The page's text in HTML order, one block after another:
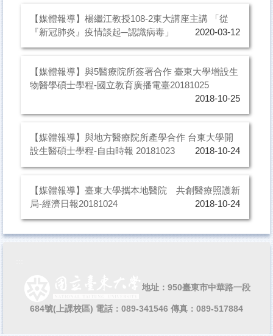
【媒體報導】楊繼江教授108-2東大講座主講 「從
『新冠肺炎』疫情談起─認識病毒」
2020-03-12
【媒體報導】與5醫療院所簽署合作 臺東大學增設生
物醫學碩士學程-國立教育廣播電臺20181025
2018-10-25
【媒體報導】與地方醫療院所產學合作 台東大學開
設生醫碩士學程-自由時報 20181023
2018-10-24
【媒體報導】臺東大學攜本地醫院 共創醫療照護新
局-經濟日報20181024
2018-10-24
地址：950臺東市中華路一段
684號(上課校區) 電話：089-341546 傳真：089-517884